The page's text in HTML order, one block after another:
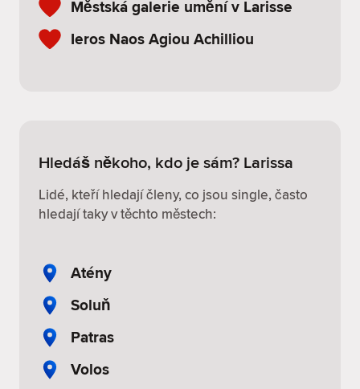
Městská galerie umění v Larisse
Ieros Naos Agiou Achilliou
Hledáš někoho, kdo je sám? Larissa
Lidé, kteří hledají členy, co jsou single, často
hledají taky v těchto městech:
Atény
Soluň
Patras
Volos